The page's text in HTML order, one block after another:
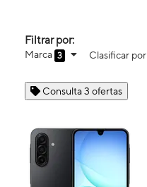
Filtrar por:
Marca 3 Clasificar por
Consulta 3 ofertas